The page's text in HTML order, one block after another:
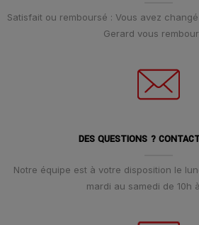
Satisfait ou remboursé : Vous avez
Gerard vous
DES QUESTIONS ?
Notre équipe est à votre disposition le
mardi au samedi de 10h